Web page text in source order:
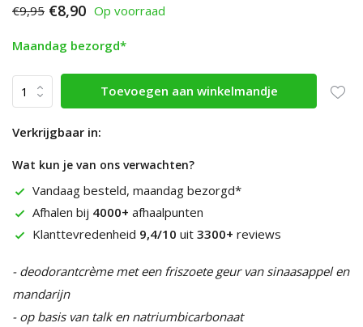
€9,95 €8,90 Op voorraad
Maandag bezorgd*
Toevoegen aan winkelmandje
Verkrijgbaar in:
Wat kun je van ons verwachten?
Vandaag besteld, maandag bezorgd*
Afhalen bij 4000+ afhaalpunten
Klanttevredenheid 9,4/10 uit 3300+ reviews
- deodorantcrème met een friszoete geur van sinaasappel en
mandarijn
- op basis van talk en natriumbicarbonaat